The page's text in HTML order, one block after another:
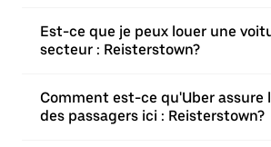
Est-ce que je peux louer une
secteur : Reisterstown?
Comment est-ce qu'Uber assure
des passagers ici : Reisterstown?